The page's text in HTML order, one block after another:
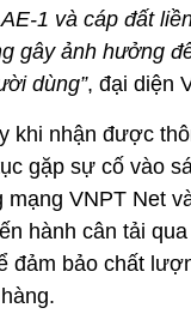
1 và cáp đất
gây ảnh hưởng
dùng”, đại diện
khi nhận được
gặp sự cố vào
mạng VNPT Net
hành cân tải
đảm bảo chất